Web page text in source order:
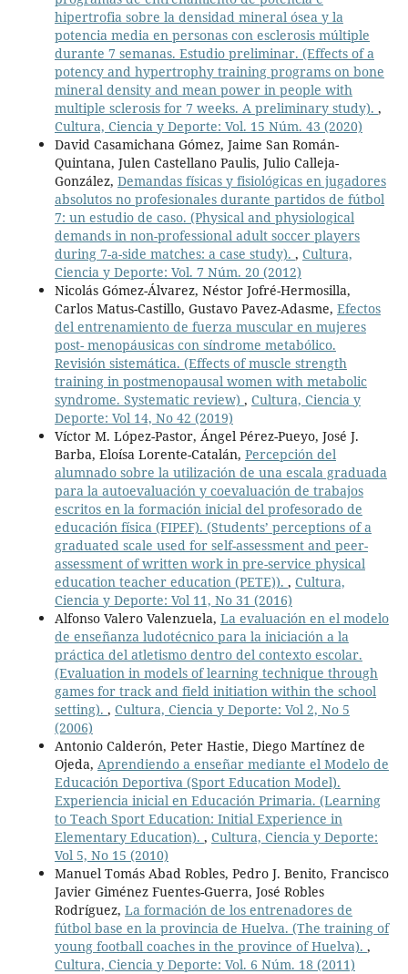
hipertrofia sobre la densidad mineral ósea y la
potencia media en personas con esclerosis múltiple
durante 7 semanas. Estudio preliminar. (Effects of a
potency and hypertrophy training programs on bone
mineral density and mean power in people with
multiple sclerosis for 7 weeks. A preliminary study). ,
Cultura, Ciencia y Deporte: Vol. 15 Núm. 43 (2020)
David Casamichana Gómez, Jaime San Román-
Quintana, Julen Castellano Paulis, Julio Calleja-
González, Demandas físicas y fisiológicas en jugadores
absolutos no profesionales durante partidos de fútbol
7: un estudio de caso. (Physical and physiological
demands in non-professional adult soccer players
during 7-a-side matches: a case study). , Cultura,
Ciencia y Deporte: Vol. 7 Núm. 20 (2012)
Nicolás Gómez-Álvarez, Néstor Jofré-Hermosilla,
Carlos Matus-Castillo, Gustavo Pavez-Adasme, Efectos
del entrenamiento de fuerza muscular en mujeres
post- menopáusicas con síndrome metabólico.
Revisión sistemática. (Effects of muscle strength
training in postmenopausal women with metabolic
syndrome. Systematic review) , Cultura, Ciencia y
Deporte: Vol 14, No 42 (2019)
Víctor M. López-Pastor, Ángel Pérez-Pueyo, José J.
Barba, Eloísa Lorente-Catalán, Percepción del
alumnado sobre la utilización de una escala graduada
para la autoevaluación y coevaluación de trabajos
escritos en la formación inicial del profesorado de
educación física (FIPEF). (Students’ perceptions of a
graduated scale used for self-assessment and peer-
assessment of written work in pre-service physical
education teacher education (PETE)). , Cultura,
Ciencia y Deporte: Vol 11, No 31 (2016)
Alfonso Valero Valenzuela, La evaluación en el modelo
de enseñanza ludotécnico para la iniciación a la
práctica del atletismo dentro del contexto escolar.
(Evaluation in models of learning technique through
games for track and field initiation within the school
setting). , Cultura, Ciencia y Deporte: Vol 2, No 5
(2006)
Antonio Calderón, Peter Hastie, Diego Martínez de
Ojeda, Aprendiendo a enseñar mediante el Modelo de
Educación Deportiva (Sport Education Model).
Experiencia inicial en Educación Primaria. (Learning
to Teach Sport Education: Initial Experience in
Elementary Education). , Cultura, Ciencia y Deporte:
Vol 5, No 15 (2010)
Manuel Tomás Abad Robles, Pedro J. Benito, Francisco
Javier Giménez Fuentes-Guerra, José Robles
Rodríguez, La formación de los entrenadores de
fútbol base en la provincia de Huelva. (The training of
young football coaches in the province of Huelva). ,
Cultura, Ciencia y Deporte: Vol. 6 Núm. 18 (2011)